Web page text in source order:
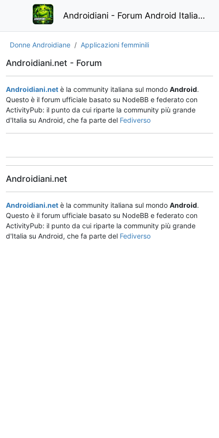
Androidiani - Forum Android Italiano
Donne Androidiane Applicazioni femminili
Androidiani.net - Forum
Androidiani.net è la community italiana sul mondo Android.
Questo è il forum ufficiale basato su NodeBB e federato con
ActivityPub: il punto da cui riparte la community più grande
d'Italia su Android, che fa parte del Fediverso
Androidiani.net
Androidiani.net è la community italiana sul mondo Android.
Questo è il forum ufficiale basato su NodeBB e federato con
ActivityPub: il punto da cui riparte la community più grande
d'Italia su Android, che fa parte del Fediverso